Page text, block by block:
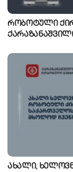
რობოტული
ახალი,